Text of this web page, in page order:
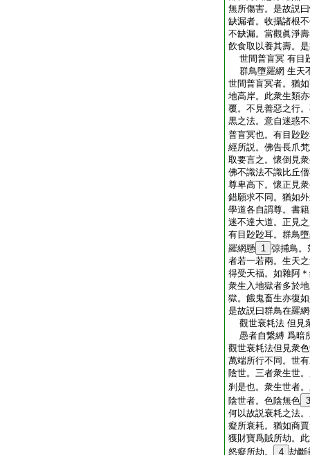
無所傷害。是故説
缺漏者。收攝諸根
不缺漏。當觀眞淨
飮食取以養其壽。
世間普盲冥 有目
群鳥墮羅網 生天
世間普盲冥者。猶
地高岸。此衆生類
覆。不見善惡之行
黒之法。意自迷惑
普盲冥也。有目尟
經所説。佛告長爪
取要言之。懷倒見
佛不識法不識比丘
尊卑高下。懷正見
錯願求不同。猶如
學道各自謂尊。書
迷不達大道。正見
有目尟尟耳。群鳥
羅網懸 1 弶捕鳥。
者若一若兩。生天
得受天福。如雜阿
衆生入地獄者多於
獄。餓鬼畜生亦復
是故説曰群鳥在羅
觀世衰耗法 但見
愚者自繋縛 爲暗
觀世衰耗法但見衆
萬端所行不同。世
陰世。三者衆生世
刹是也。衆生世者
陰世者。色陰無色 3
何以故説衰耗之法
癡所衰耗。猶如商
獲財寶爲賊所劫。
怒癡所劫。
4 劫斷